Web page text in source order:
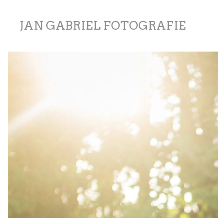
JAN GABRIEL FOTOGRAFIE